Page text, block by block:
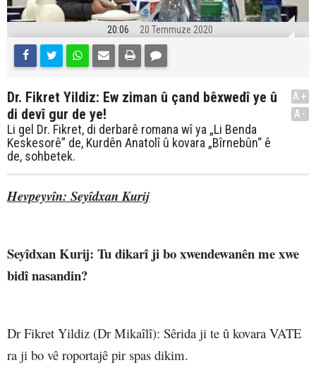
20:06 20 Temmuze 2020
Dr. Fikret Yildiz: Ew ziman û çand bêxwedî ye û
di devî gur de ye!
Li gel Dr. Fikret, di derbarê romana wî ya „Li Benda
Keskesorê” de, Kurdên Anatolî û kovara „Bîrnebûn“ ê
de, sohbetek.
A+
A-
Hevpeyvîn: Seyîdxan Kurij
Seyîdxan Kurij: Tu dikarî ji bo xwendewanên me xwe
bidî nasandin?
Dr Fikret Yildiz (Dr Mikaîlî): Sêrida ji te û kovara VATE
ra ji bo vê roportajê pir spas dikim.